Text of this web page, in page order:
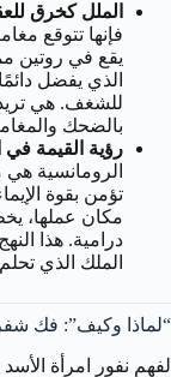
الملل كخرق
فإنها تتوقع
يقع في روتين
الذي يفضل
للشغف. هي تريد
بالضحك
رؤية القيمة في
الرومانسية هي
تؤمن بقوة
مكان عملها،
درامية. هذا
الملك الذي
“لماذا وكيف”: فك
لفهم نفور امرأة